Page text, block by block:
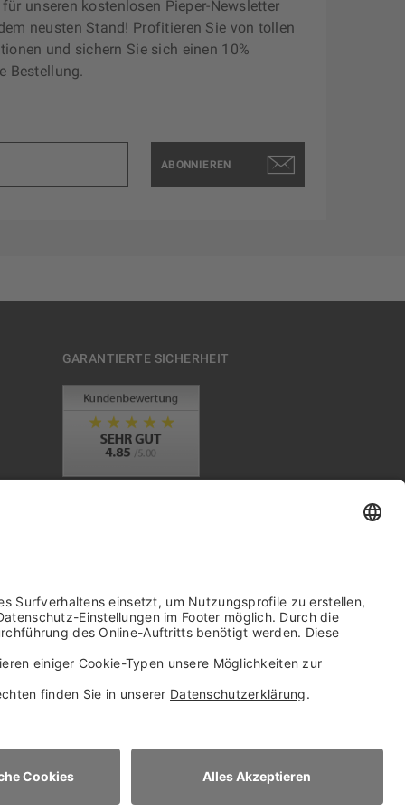
unseren kostenlosen Pieper-Newsletter
neusten Stand! Profitieren Sie von tollen
und sichern Sie sich einen 10%
Bestellung.
ABONNIEREN
GARANTIERTE SICHERHEIT